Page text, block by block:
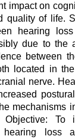
impact on
quality of life.
hearing
due to the
between
located in
nerve.
mechanisms
To
hearing loss